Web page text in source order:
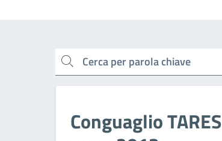
cerca
Conguaglio TARES